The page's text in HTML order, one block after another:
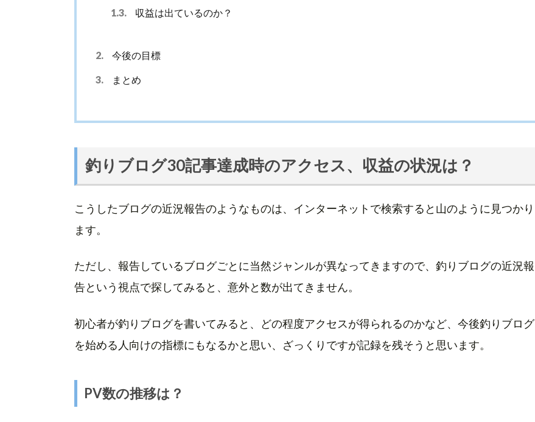
1.3. 収益は出ているのか？
2. 今後の目標
3. まとめ
釣りブログ30記事達成時のアクセス、収益の状況は？
こうしたブログの近況報告のようなものは、インターネットで検索すると山のように見つかり
ます。
ただし、報告しているブログごとに当然ジャンルが異なってきますので、釣りブログの近況報
告という視点で探してみると、意外と数が出てきません。
初心者が釣りブログを書いてみると、どの程度アクセスが得られるのかなど、今後釣りブログ
を始める人向けの指標にもなるかと思い、ざっくりですが記録を残そうと思います。
PV数の推移は？